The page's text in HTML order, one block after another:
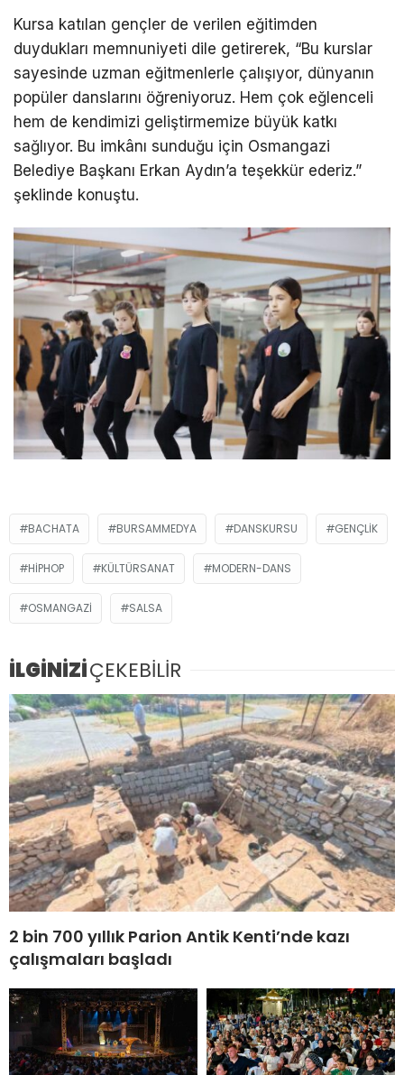
Kursa katılan gençler de verilen eğitimden
duydukları memnuniyeti dile getirerek, “Bu kurslar
sayesinde uzman eğitmenlerle çalışıyor, dünyanın
popüler danslarını öğreniyoruz. Hem çok eğlenceli
hem de kendimizi geliştirmemize büyük katkı
sağlıyor. Bu imkânı sunduğu için Osmangazi
Belediye Başkanı Erkan Aydın’a teşekkür ederiz.”
şeklinde konuştu.
BACHATA BURSAMMEDYA DANSKURSU GENÇLIK
HIPHOP KÜLTÜRSANAT MODERN-DANS
OSMANGAZI SALSA
İLGİNİZİÇEKEBİLİR
2 bin 700 yıllık Parion Antik Kenti’nde kazı
çalışmaları başladı